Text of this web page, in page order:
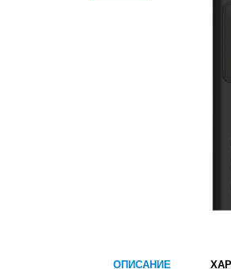
ОПИСАНИЕ